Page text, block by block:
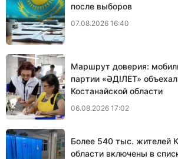
после выборов
07.08.2026 16:40
Маршрут доверия:
партии «ӘДІЛЕТ»
Костанайской области
06.08.2026 17:02
Более 540 тыс. жителей
области включены в